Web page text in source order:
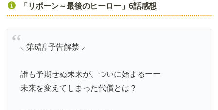
「リボーン～最後のヒーロー」6話感想
⸜ 第6話 予告解禁 ⸝
誰も予期せぬ未来が、ついに始まるーー
未来を変えてしまった代償とは？